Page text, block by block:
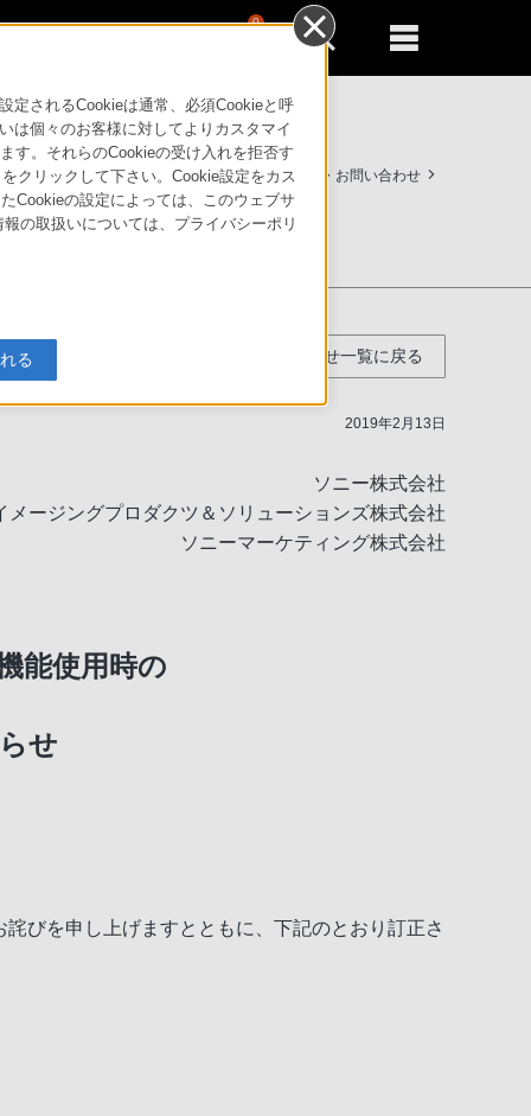
0
法人のお客様はこちら サポート・お問い合わせ
お知らせ一覧に戻る
2019年2月13日
ソニー株式会社
メージングプロダクツ＆ソリューションズ株式会社
ソニーマーケティング株式会社
能使用時の
せ
びを申し上げますとともに、下記のとおり訂正さ
定されるCookieは通常、必須Cookieと呼
は個々のお客様に対してよりカスタマイ
す。それらのCookieの受け入れを拒否す
クリックして下さい。Cookie設定をカス
Cookieの設定によっては、このウェブサ
の取扱いについては、プライバシーポリ
る